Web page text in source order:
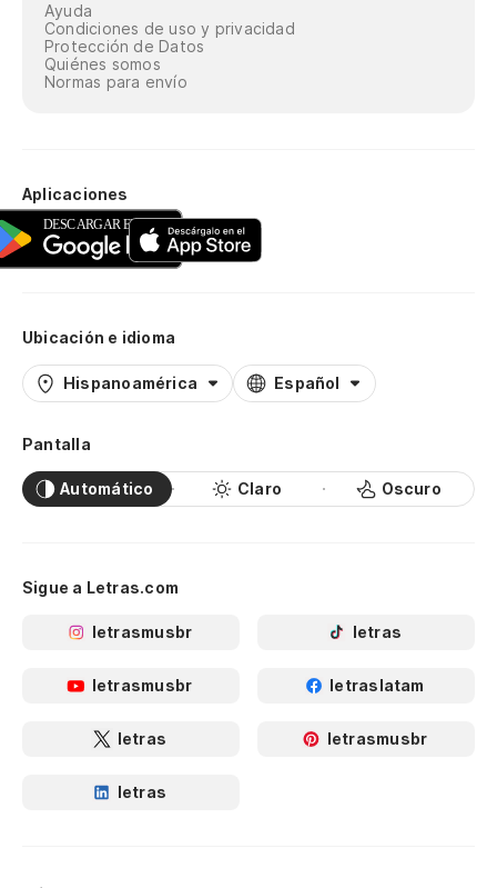
Ayuda
Condiciones de uso y privacidad
Protección de Datos
Quiénes somos
Normas para envío
Aplicaciones
Ubicación e idioma
Hispanoamérica Español
Pantalla
Automático Claro Oscuro
Sigue a Letras.com
letrasmusbr letras
letrasmusbr letraslatam
letras letrasmusbr
letras